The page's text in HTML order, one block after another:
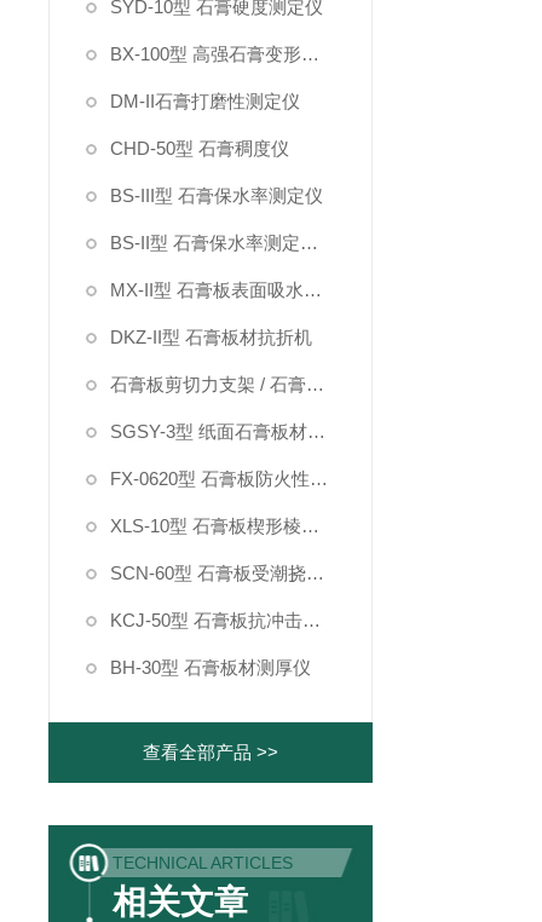
SYD-10型 石膏硬度测定仪
BX-100型 高强石膏变形测定仪
DM-II石膏打磨性测定仪
CHD-50型 石膏稠度仪
BS-III型 石膏保水率测定仪
BS-II型 石膏保水率测定仪（指针）
MX-II型 石膏板表面吸水率测定仪
DKZ-II型 石膏板材抗折机
石膏板剪切力支架 / 石膏板硬度钢针
SGSY-3型 纸面石膏板材受潮挠度试验箱
FX-0620型 石膏板防火性能测定仪
XLS-10型 石膏板楔形棱边深度测定仪
SCN-60型 石膏板受潮挠度测定仪
KCJ-50型 石膏板抗冲击强度测定仪
BH-30型 石膏板材测厚仪
查看全部产品 >>
TECHNICAL ARTICLES
相关文章